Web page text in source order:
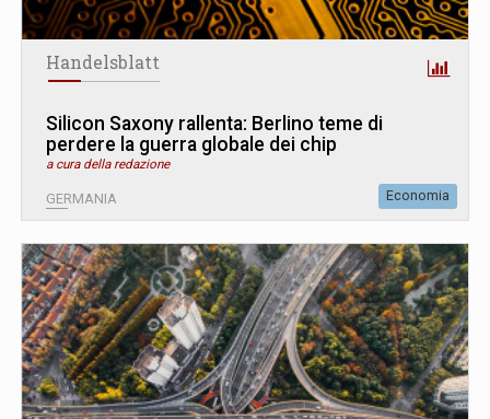
Handelsblatt
Silicon Saxony rallenta: Berlino teme di
perdere la guerra globale dei chip
a cura della redazione
GERMANIA Economia